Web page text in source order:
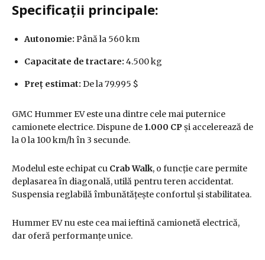
Specificații principale:
Autonomie: Până la 560 km
Capacitate de tractare: 4.500 kg
Preț estimat: De la 79.995 $
GMC Hummer EV este una dintre cele mai puternice
camionete electrice. Dispune de 1.000 CPși accelerează de
la 0 la 100 km/h în 3 secunde.
Modelul este echipat cu Crab Walk, o funcție care permite
deplasarea în diagonală, utilă pentru teren accidentat.
Suspensia reglabilă îmbunătățește confortul și stabilitatea.
Hummer EV nu este cea mai ieftină camionetă electrică,
dar oferă performanțe unice.